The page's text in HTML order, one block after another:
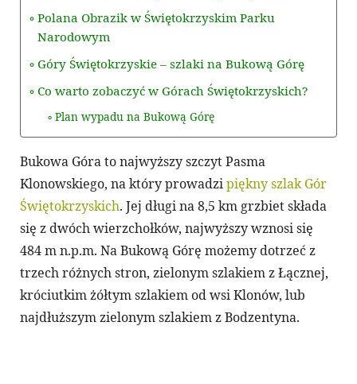
Polana Obrazik w Świętokrzyskim Parku
Narodowym
Góry Świętokrzyskie – szlaki na Bukową Górę
Co warto zobaczyć w Górach Świętokrzyskich?
Plan wypadu na Bukową Górę
Bukowa Góra to najwyższy szczyt Pasma
Klonowskiego, na który prowadzipiękny szlak Gór
Świętokrzyskich. Jej długi na 8,5 km grzbiet składa
się z dwóch wierzchołków, najwyższy wznosi się
484 m n.p.m. Na Bukową Górę możemy dotrzeć z
trzech różnych stron, zielonym szlakiem z Łącznej,
króciutkim żółtym szlakiem od wsi Klonów, lub
najdłuższym zielonym szlakiem z Bodzentyna.